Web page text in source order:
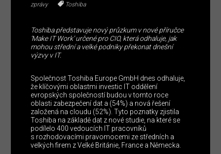
zprávy
Toshiba
Toshiba představuje nový průzkum v nové příručce
‘Make IT Work’ určené pro CIO, která odhaluje, jak
mohou střední a velké podniky překonat dnešní
výzvy v IT.
Společnost Toshiba Europe GmbH dnes odhaluje,
že klíčovými oblastmi investic IT oddělení
evropských společností budou v tomto roce
oblasti zabezpečení dat a (54%) a nová řešení
založená na cloudu (52%). Tyto poznatky zjistila
Toshiba na základě dat z nové studie, na které se
podílelo 400 vedoucích IT pracovníků
s rozhodovacími pravomocemi ze středních a
velkých firem z Velké Británie, France a Německa.